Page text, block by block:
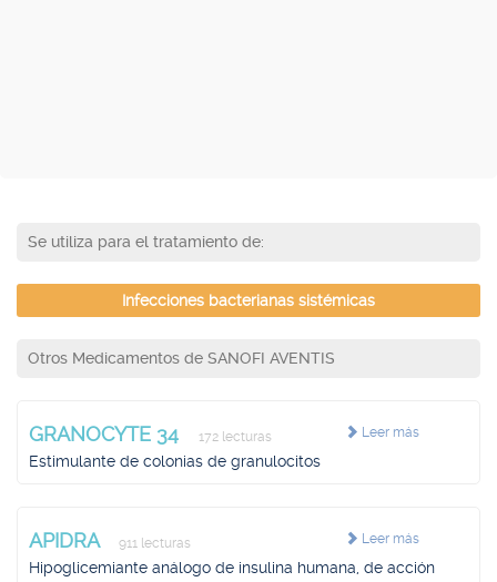
Se utiliza para el tratamiento de:
Infecciones bacterianas sistémicas
Otros Medicamentos de SANOFI AVENTIS
Leer más
GRANOCYTE 34 172 lecturas
Estimulante de colonias de granulocitos
Leer más
APIDRA 911 lecturas
Hipoglicemiante análogo de insulina humana, de acción